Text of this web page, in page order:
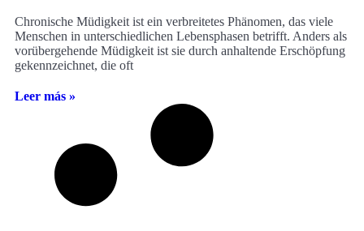
Chronische Müdigkeit ist ein verbreitetes Phänomen, das viele
Menschen in unterschiedlichen Lebensphasen betrifft. Anders als
vorübergehende Müdigkeit ist sie durch anhaltende Erschöpfung
gekennzeichnet, die oft
Leer más »